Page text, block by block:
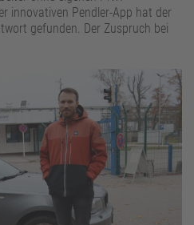
innovativen Pendler-App hat der
gefunden. Der Zuspruch bei